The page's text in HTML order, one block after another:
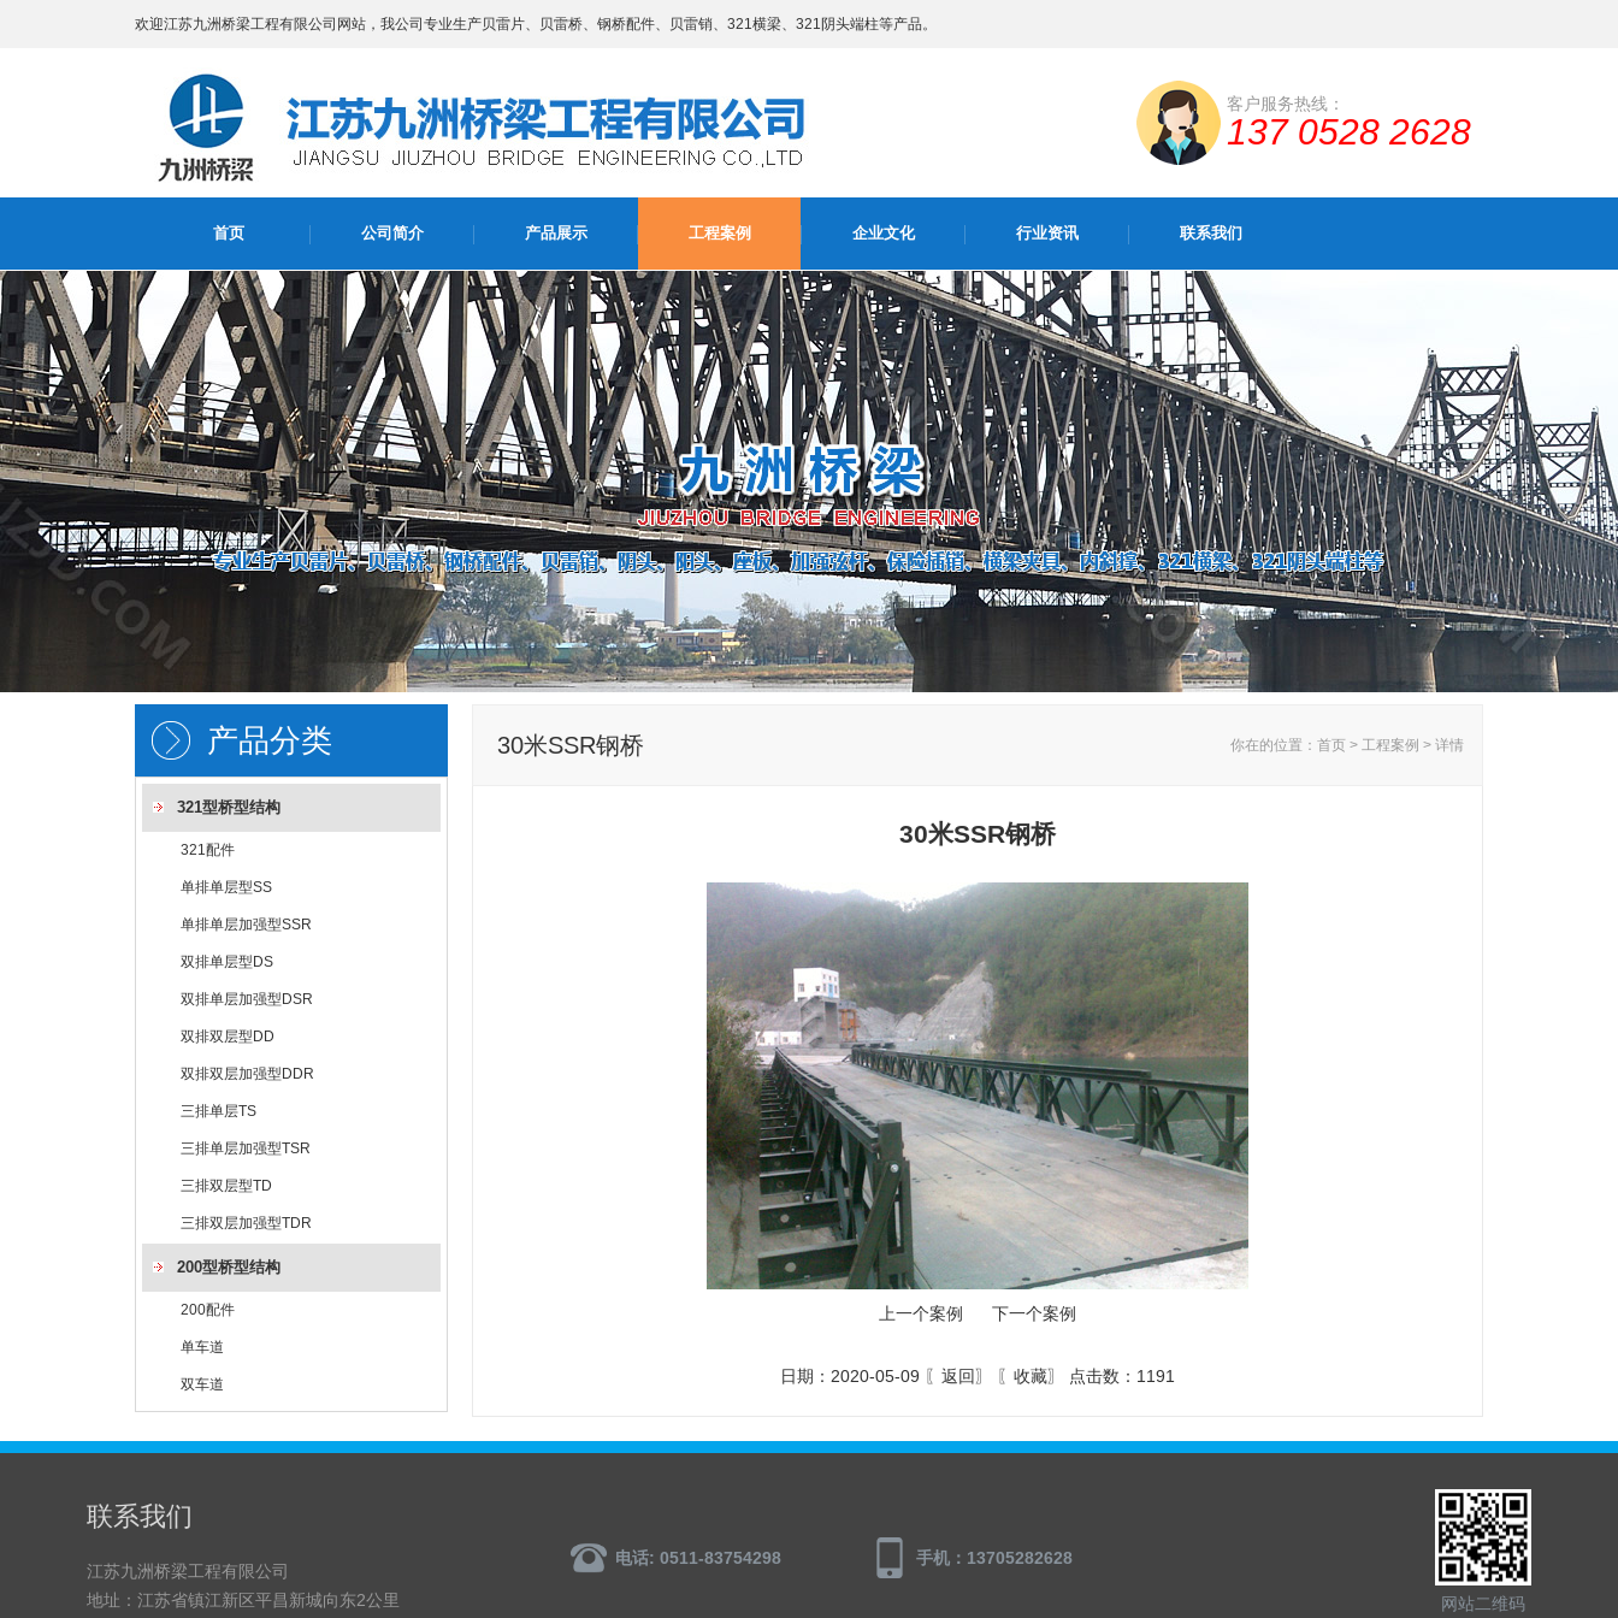
欢迎江苏九洲桥梁工程有限公司网站，我公司专业生产贝雷片、贝雷桥、钢桥配件、贝雷销、321横梁、321阴头端柱等产品。
客户服务热线：
137 0528 2628
首页 公司简介 产品展示 工程案例 企业文化 行业资讯 联系我们
产品分类
321型桥型结构
321配件
单排单层型SS
单排单层加强型SSR
双排单层型DS
双排单层加强型DSR
双排双层型DD
双排双层加强型DDR
三排单层TS
三排单层加强型TSR
三排双层型TD
三排双层加强型TDR
200型桥型结构
200配件
单车道
双车道
30米SSR钢桥 你在的位置：首页 > 工程案例 > 详情
30米SSR钢桥
上一个案例 下一个案例
日期：2020-05-09 〖 返回〗 〖 收藏〗 点击数：1191
联系我们
江苏九洲桥梁工程有限公司
地址：江苏省镇江新区平昌新城向东2公里
电话: 0511-83754298 手机：13705282628
网站二维码